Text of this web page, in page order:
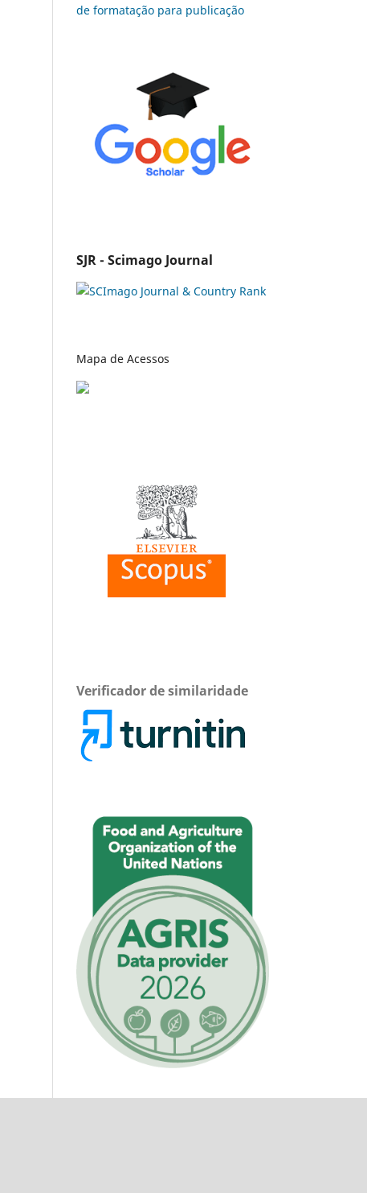
de formatação para publicação
SJR - Scimago Journal
Mapa de Acessos
Verificador de similaridade